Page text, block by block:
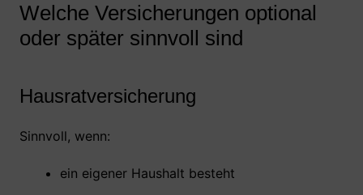
Welche Versicherungen optional
oder später sinnvoll sind
Hausratversicherung
Sinnvoll, wenn:
ein eigener Haushalt besteht